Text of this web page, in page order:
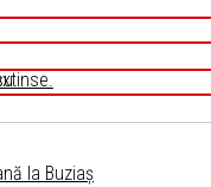
la Buziaș